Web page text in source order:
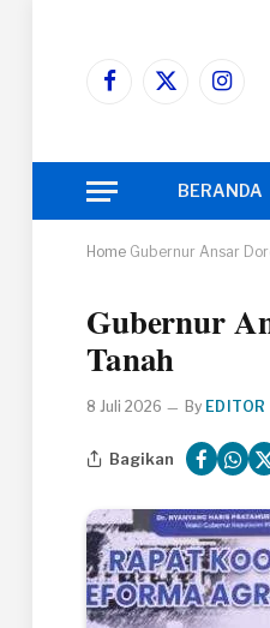
Facebook
X
BERANDA
Home Gubernur Ansar
Gubernur
Tanah
8 Juli 2026 By EDITOR
Bagikan